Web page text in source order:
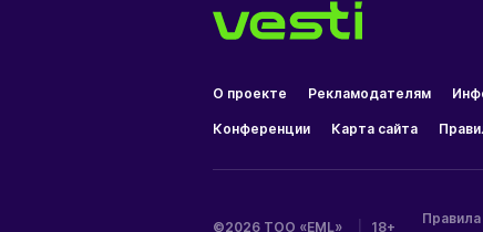
О проекте Рекламодателям
Конференции Карта сайта
©2026 ТОО «EML» 18+
Правила